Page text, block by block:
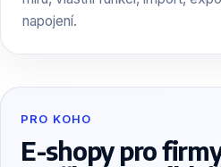
napojení.
PRO KOHO
E-shopy pro